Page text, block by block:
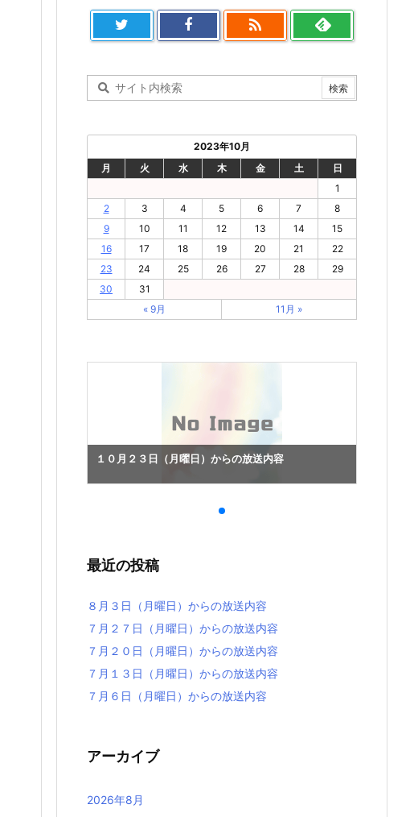

2023年10月
月
火 水 木 金 土
日
1
2
3 4 5 6 7
8
9
10 11 12 13 14
15
16
17 18 19 20 21
22
23
24 25 26 27 28
29
30
31
« 9月
11月 »
１０月２３日（月曜日）からの放送内容
最近の投稿
８月３日（月曜日）からの放送内容
７月２７日（月曜日）からの放送内容
７月２０日（月曜日）からの放送内容
７月１３日（月曜日）からの放送内容
７月６日（月曜日）からの放送内容
アーカイブ
2026年8月